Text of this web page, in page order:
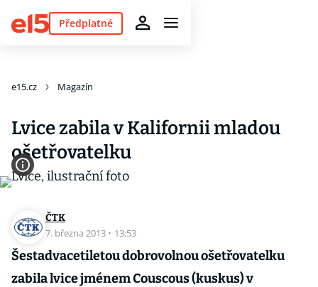
Předplatné
e15.cz Magazín
Lvice zabila v Kalifornii mladou
ošetřovatelku
ČTK
7. března 2013 · 13:53
Šestadvacetiletou dobrovolnou ošetřovatelku
zabila lvice jménem Couscous (kuskus) v